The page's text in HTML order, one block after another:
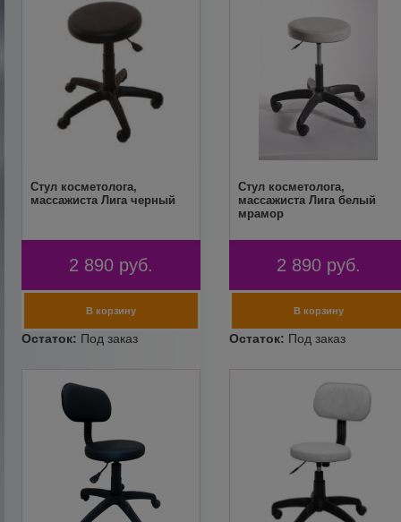
Стул косметолога,
массажиста Лига черный
2 890 руб.
Стул косметолога,
массажиста Лига белый
мрамор
2 890 руб.